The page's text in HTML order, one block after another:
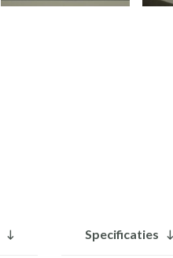
Specificaties